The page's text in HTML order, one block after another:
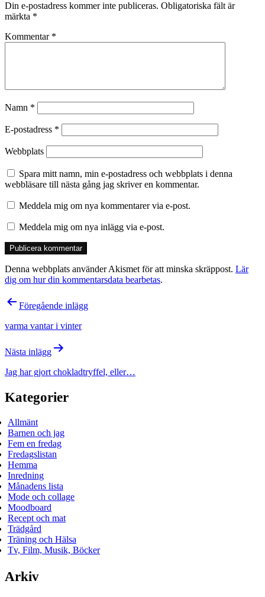
Din e-postadress kommer inte publiceras. Obligatoriska fält är
märkta *
Kommentar *
Namn *
E-postadress *
Webbplats
Spara mitt namn, min e-postadress och webbplats i denna
webbläsare till nästa gång jag skriver en kommentar.
Meddela mig om nya kommentarer via e-post.
Meddela mig om nya inlägg via e-post.
Denna webbplats använder Akismet för att minska skräppost. Lär
dig om hur din kommentarsdata bearbetas.
Inläggsnavigering
Föregående inlägg
varma vantar i vinter
Nästa inlägg
Jag har gjort chokladtryffel, eller…
Kategorier
Allmänt
Barnen och jag
Fem en fredag
Fredagslistan
Hemma
Inredning
Månadens lista
Mode och collage
Moodboard
Recept och mat
Trädgård
Träning och Hälsa
Tv, Film, Musik, Böcker
Arkiv